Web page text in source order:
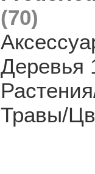
(70)
Деревья
Травы/